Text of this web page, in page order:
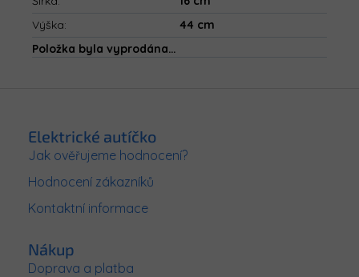
Výška:
44 cm
Položka byla vyprodána…
Elektrické autíčko
Jak ověřujeme hodnocení?
Hodnocení zákazníků
Kontaktní informace
Nákup
Doprava a platba